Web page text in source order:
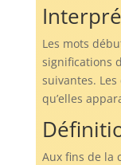
Les mots
significations
suivantes.
qu’elles
Aux fins de la